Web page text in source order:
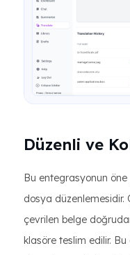
Düzenli ve
Bu entegrasyonun
dosya düzenlemesidir.
çevrilen belge
klasöre teslim edilir.